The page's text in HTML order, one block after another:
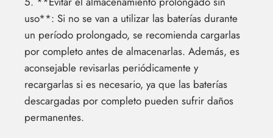
uso**: Si no se van a utilizar las baterías durante
un período prolongado, se recomienda cargarlas
por completo antes de almacenarlas. Además, es
aconsejable revisarlas periódicamente y
recargarlas si es necesario, ya que las baterías
descargadas por completo pueden sufrir daños
permanentes.